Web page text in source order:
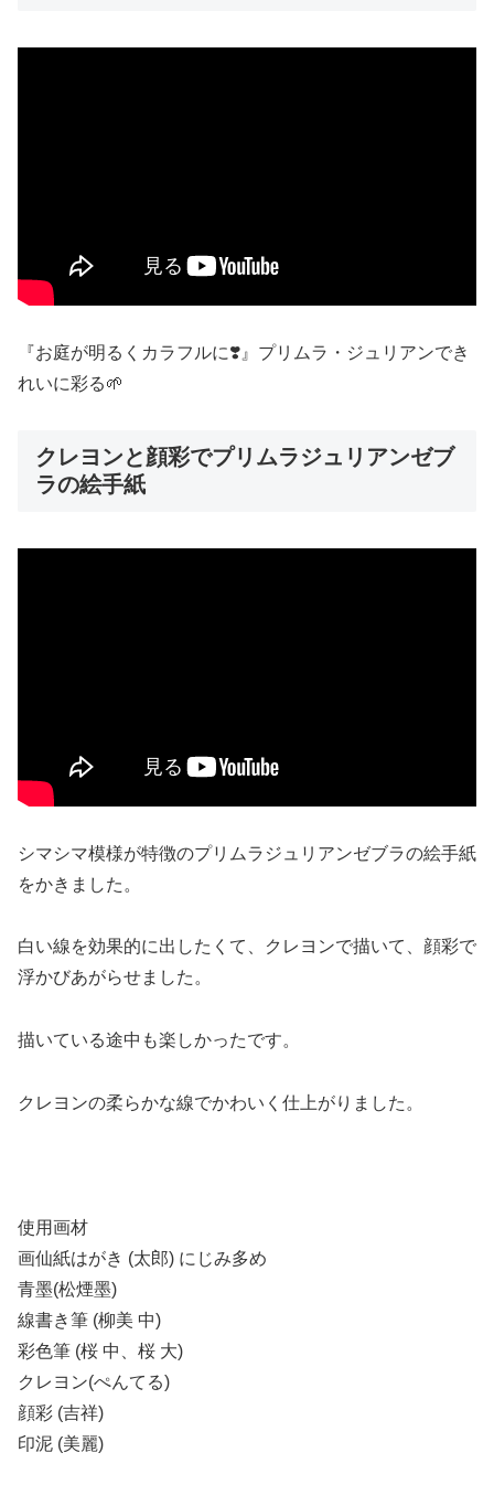
『お庭が明るくカラフルに❣️』プリムラ・ジュリアンでき
れいに彩る🌱
クレヨンと顔彩でプリムラジュリアンゼブ
ラの絵手紙
シマシマ模様が特徴のプリムラジュリアンゼブラの絵手紙
をかきました。
白い線を効果的に出したくて、クレヨンで描いて、顔彩で
浮かびあがらせました。
描いている途中も楽しかったです。
クレヨンの柔らかな線でかわいく仕上がりました。
使用画材
画仙紙はがき (太郎) にじみ多め
青墨(松煙墨)
線書き筆 (柳美 中)
彩色筆 (桜 中、桜 大)
クレヨン(ぺんてる)
顔彩 (吉祥)
印泥 (美麗)